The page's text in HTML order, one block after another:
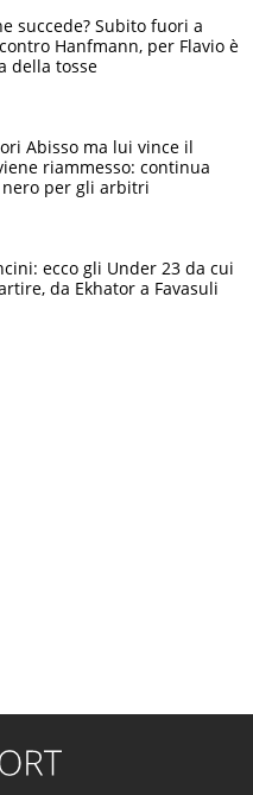
succede? Subito fuori a
Hanfmann, per Flavio è
della tosse
Abisso ma lui vince il
riammesso: continua
per gli arbitri
ecco gli Under 23 da cui
da Ekhator a Favasuli